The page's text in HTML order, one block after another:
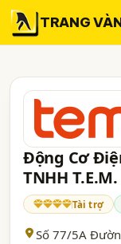
TRANG
Động Cơ
TNHH
Tài trợ
Số 77/5A